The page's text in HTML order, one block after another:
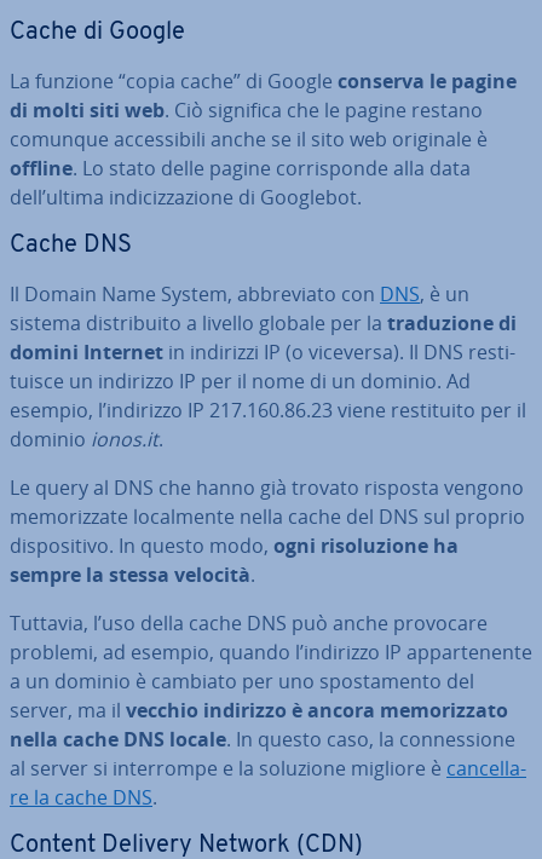
Cache di Google
La funzione “copia cache” di Google conserva le pagine
di molti siti web. Ciò significa che le pagine restano
comunque ac­ces­si­bi­li anche se il sito web originale è
offline. Lo stato delle pagine cor­ri­spon­de alla data
dell’ultima in­di­ciz­za­zio­ne di Googlebot.
Cache DNS
Il Domain Name System, ab­bre­via­to con DNS, è un
sistema di­stri­bui­to a livello globale per la tra­du­zio­ne di
domini Internet in indirizzi IP (o viceversa). Il DNS re­sti­
tui­sce un indirizzo IP per il nome di un dominio. Ad
esempio, l’indirizzo IP 217.160.86.23 viene re­sti­tui­to per il
dominio ionos.it.
Le query al DNS che hanno già trovato risposta vengono
me­mo­riz­za­te lo­cal­men­te nella cache del DNS sul proprio
di­spo­si­ti­vo. In questo modo, ogni ri­so­lu­zio­ne ha
sempre la stessa velocità.
Tuttavia, l’uso della cache DNS può anche provocare
problemi, ad esempio, quando l’indirizzo IP ap­par­te­nen­te
a un dominio è cambiato per uno spo­sta­men­to del
server, ma il vecchio indirizzo è ancora me­mo­riz­za­to
nella cache DNS locale. In questo caso, la con­nes­sio­ne
al server si in­ter­rom­pe e la soluzione migliore è can­cel­la­
re la cache DNS.
Content Delivery Network (CDN)